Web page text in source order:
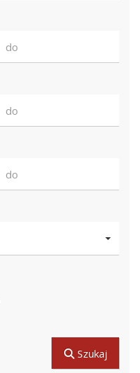
Szukaj